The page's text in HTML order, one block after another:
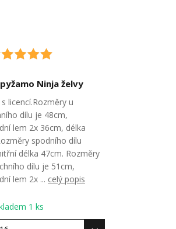
Ninja želvy
licencí.Rozměry u
dílu je 48cm,
lem 2x 36cm, délka
spodního dílu
délka 47cm. Rozměry
dílu je 51cm,
lem 2x ... celý popis
1 ks